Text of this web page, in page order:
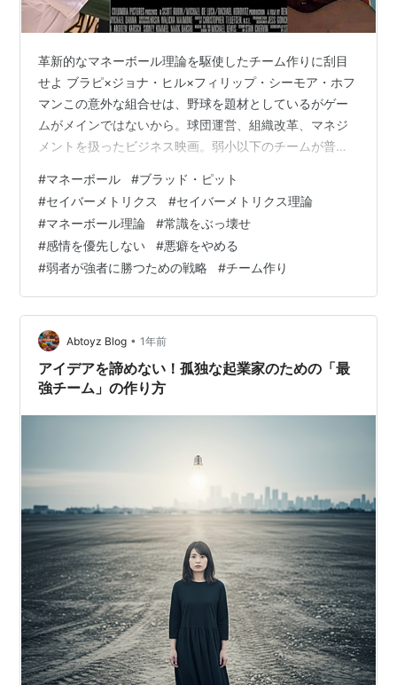
革新的なマネーボール理論を駆使したチーム作りに刮目
せよ ブラピ×ジョナ・ヒル×フィリップ・シーモア・ホフ
マンこの意外な組合せは、野球を題材としているがゲー
ムがメインではないから。球団運営、組織改革、マネジ
メントを扱ったビジネス映画。弱小以下のチームが普通
のは、これまで採用されなかった弱者が強者に勝つため
の統計学に基づいた革新的な野球理論。抽象化すること
でチーム作りに応用できる不変性に注目【永久保存
版】。 目次 【映画マネーボール】メジャーリーグの常識
を疑え！革新的な真実の物語 【映画マネーボール】悪癖
を駆逐するマネーボール理論とは 【映画マネー…
#マネーボール #ブラッド・ピット
#セイバーメトリクス #セイバーメトリクス理論
#マネーボール理論 #常識をぶっ壊せ
#感情を優先しない #悪癖をやめる
#弱者が強者に勝つための戦略 #チーム作り
Abtoyz Blog • 1年前
アイデアを諦めない！孤独な起業家のための「最
強チーム」の作り方